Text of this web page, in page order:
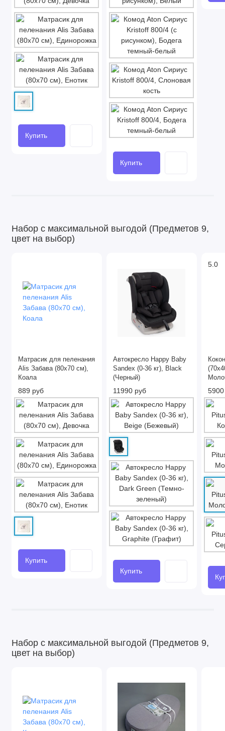
Купить
Купить
Набор с максимальной выгодой (Предметов 9,
цвет на выбор)
Матрасик для пеленания
Alis Забава (80х70 см),
Коала
889 руб
Купить
Автокресло Happy Baby
Sandex (0-36 кг), Black
(Черный)
11990 руб
Купить
5.0
Набор с максимальной выгодой (Предметов 9,
цвет на выбор)